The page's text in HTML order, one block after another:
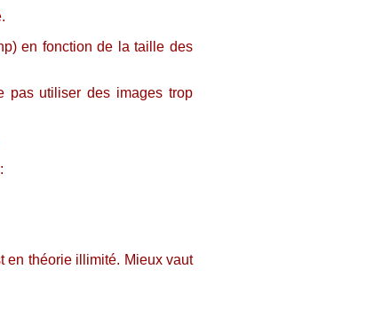
en fonction de la taille des
pas utiliser des images trop
en théorie illimité. Mieux vaut